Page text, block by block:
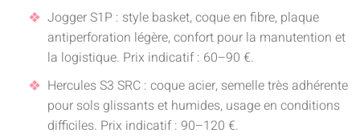
Jogger S1P : style basket, coque en fibre, plaque
antiperforation légère, confort pour la manutention et
la logistique. Prix indicatif : 60–90 €.
Hercules S3 SRC : coque acier, semelle très adhérente
pour sols glissants et humides, usage en conditions
difficiles. Prix indicatif : 90–120 €.